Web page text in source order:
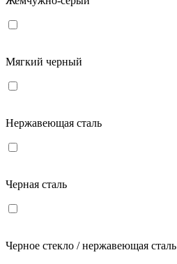
Мягкий черный
Нержавеющая сталь
Черная сталь
Черное стекло / нержавеющая сталь